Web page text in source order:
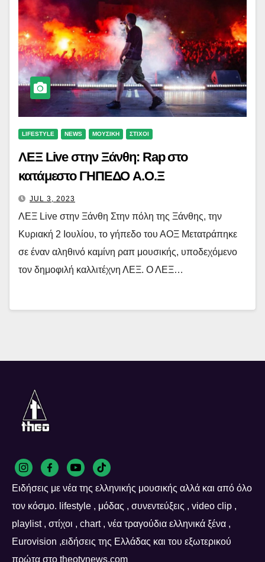
LIFESTYLE NEWS ΜΟΥΣΙΚΗ ΣΤΙΧΟΙ
ΛΕΞ Live στην Ξάνθη: Rap στο
κατάμεστο ΓΗΠΕΔΟ Α.Ο.Ξ
JUL 3, 2023
ΛΕΞ Live στην Ξάνθη Στην πόλη της Ξάνθης, την
Κυριακή 2 Ιουλίου, το γήπεδο του ΑΟΞ Μετατράπηκε
σε έναν αληθινό καμίνη ραπ μουσικής, υποδεχόμενο
τον δημοφιλή καλλιτέχνη ΛΕΞ. Ο ΛΕΞ…
Ειδήσεις με νέα της ελληνικής μουσικής αλλά και από όλο
τον κόσμο. lifestyle , μόδας , συνεντεύξεις , video clip ,
playlist , στίχοι , chart , νέα τραγούδια ελληνικά ξένα ,
Eurovision ,ειδήσεις της Ελλάδας και του εξωτερικού
πρώτα στο theotvnews.com